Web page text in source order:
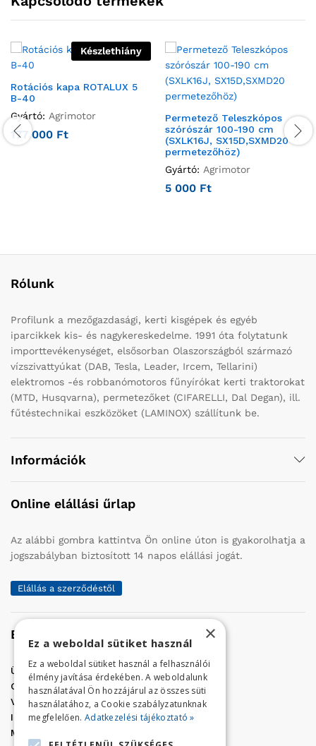
Készlethiány
Rotációs kapa ROTALUX 5
B-40
Gyártó: Agrimotor
177 000 Ft
Permetező Teleszkópos
szórószár 100-190 cm
(SXLK16J, SX15D,SXMD20
permetezőhöz)
Gyártó: Agrimotor
5 000 Ft
Rólunk
Profilunk a mezőgazdasági, kerti kisgépek és egyéb
iparcikkek kis- és nagykereskedelme. 1991 óta folytatunk
importtevékenységet, elsősorban Olaszországból származó
vízszivattyúkat (DAB, Tesla, Leader, Ircem, Tellarini)
elektromos -és robbanómotoros fűnyírókat kerti traktorokat
(MTD, Husqvarna), permetezőket (CIFARELLI, Dal Degan), ill.
fűtéstechnikai eszközöket (LAMINOX) szállítunk be.
Információk
Online elállási űrlap
Az alábbi gombra kattintva Ön online úton is gyakorolhatja a
jogszabályban biztosított 14 napos elállási jogát.
Elállás a szerződéstől
Elérhetőség
Üzletünk címe:Szolnok, Vércse út 17.
Golf Center Áruház:06 (56) 423-324
VÁR-Kert Áruház: 06 (56) 429-771
Iroda:06 (56) 421-857
Megrendelés, termék információ:
×
Ez a weboldal sütiket használ
Ez a weboldal sütiket használ a felhasználói
élmény javítása érdekében. A weboldalunk
használatával Ön hozzájárul az összes süti
használatához, a Cookie szabályzatunknak
megfelelően. Adatkezelési tájékoztató »